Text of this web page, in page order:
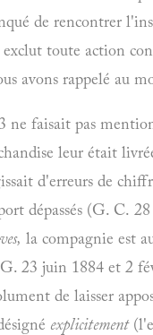
de rencontrer
toute action
avons rappelé au
ne faisait pas
leur était
d'erreurs de
dépassés (G. C.
la compagnie est
23 juin 1884 et 2
de laisser
explicitement